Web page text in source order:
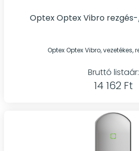
Optex Optex Vibro
Optex Optex Vibro, vezetékes,
Bruttó listaár:
14 162 Ft